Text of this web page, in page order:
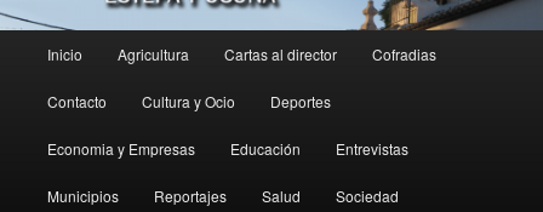
principal
Inicio Agricultura Cartas al director Cofradias
Contacto Cultura y Ocio Deportes
Economia y Empresas Educación Entrevistas
Municipios Reportajes Salud Sociedad